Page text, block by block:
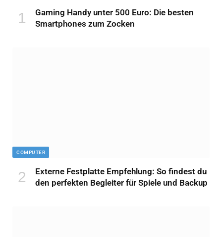
Gaming Handy unter 500 Euro: Die besten
Smartphones zum Zocken
COMPUTER
Externe Festplatte Empfehlung: So findest du
den perfekten Begleiter für Spiele und Backup